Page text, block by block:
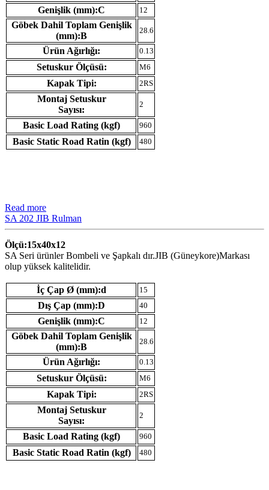
Genişlik (mm):C 12
Göbek Dahil Toplam Genişlik
(mm):B
28.6
Ürün Ağırlığı: 0.13
Setuskur Ölçüsü: M6
Kapak Tipi: 2RS
Montaj Setuskur
Sayısı:
2
Basic Load Rating (kgf) 960
Basic Static Road Ratin (kgf) 480
Read more
SA 202 JIB Rulman
Ölçü:15x40x12
SA Seri ürünler Bombeli ve Şapkalı dır.JIB (Güneykore)Markası
olup yüksek kalitelidir.
İç Çap Ø (mm):d 15
Dış Çap (mm):D 40
Genişlik (mm):C 12
Göbek Dahil Toplam Genişlik
(mm):B
28.6
Ürün Ağırlığı: 0.13
Setuskur Ölçüsü: M6
Kapak Tipi: 2RS
Montaj Setuskur
Sayısı:
2
Basic Load Rating (kgf) 960
Basic Static Road Ratin (kgf) 480